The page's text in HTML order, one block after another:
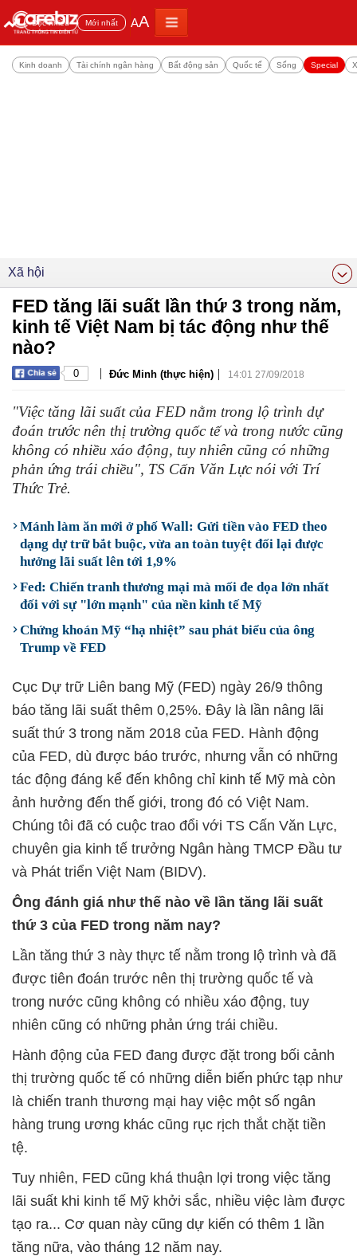
Đọc nhiều Mới nhất AA
Kinh doanh Tài chính ngân hàng Bất động sản Quốc tế Sống Special
Xã hội
FED tăng lãi suất lần thứ 3 trong năm,
kinh tế Việt Nam bị tác động như thế
nào?
0 | Đức Minh (thực hiện) | 14:01 27/09/2018
"Việc tăng lãi suất của FED nằm trong lộ trình dự
đoán trước nên thị trường quốc tế và trong nước cũng
không có nhiều xáo động, tuy nhiên cũng có những
phản ứng trái chiều", TS Cấn Văn Lực nói với Trí
Thức Trẻ.
Mánh làm ăn mới ở phố Wall: Gửi tiền vào FED theo
dạng dự trữ bắt buộc, vừa an toàn tuyệt đối lại được
hưởng lãi suất lên tới 1,9%
Fed: Chiến tranh thương mại mà mối đe dọa lớn nhất
đối với sự "lớn mạnh" của nền kinh tế Mỹ
Chứng khoán Mỹ “hạ nhiệt” sau phát biểu của ông
Trump về FED
Cục Dự trữ Liên bang Mỹ (FED) ngày 26/9 thông
báo tăng lãi suất thêm 0,25%. Đây là lần nâng lãi
suất thứ 3 trong năm 2018 của FED. Hành động
của FED, dù được báo trước, nhưng vẫn có những
tác động đáng kể đến không chỉ kinh tế Mỹ mà còn
ảnh hưởng đến thế giới, trong đó có Việt Nam.
Chúng tôi đã có cuộc trao đổi với TS Cấn Văn Lực,
chuyên gia kinh tế trưởng Ngân hàng TMCP Đầu tư
và Phát triển Việt Nam (BIDV).
Ông đánh giá như thế nào về lần tăng lãi suất
thứ 3 của FED trong năm nay?
Lần tăng thứ 3 này thực tế nằm trong lộ trình và đã
được tiên đoán trước nên thị trường quốc tế và
trong nước cũng không có nhiều xáo động, tuy
nhiên cũng có những phản ứng trái chiều.
Hành động của FED đang được đặt trong bối cảnh
thị trường quốc tế có những diễn biến phức tạp như
là chiến tranh thương mại hay việc một số ngân
hàng trung ương khác cũng rục rịch thắt chặt tiền
tệ.
Tuy nhiên, FED cũng khá thuận lợi trong việc tăng
lãi suất khi kinh tế Mỹ khởi sắc, nhiều việc làm được
tạo ra... Cơ quan này cũng dự kiến có thêm 1 lần
tăng nữa, vào tháng 12 năm nay.